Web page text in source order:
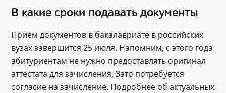
В какие сроки подавать документы
Прием документов в бакалавриате в российских
вузах завершится 25 июля. Напомним, с этого года
абитуриентам не нужно предоставлять оригинал
аттестата для зачисления. Зато потребуется
согласие на зачисление. Подробнее об актуальных